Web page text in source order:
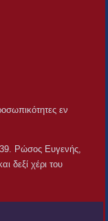
εν
Ρώσος Ευγενής,
δεξί χέρι του